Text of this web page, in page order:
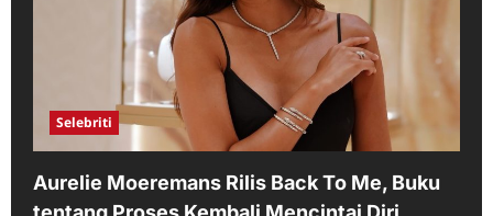
Selebriti
Aurelie Moeremans Rilis Back To Me, Buku